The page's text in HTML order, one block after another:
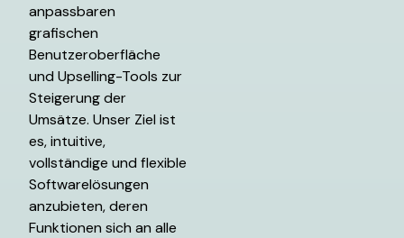
anpassbaren
grafischen
Benutzeroberfläche
und Upselling-Tools zur
Steigerung der
Umsätze. Unser Ziel ist
es, intuitive,
vollständige und flexible
Softwarelösungen
anzubieten, deren
Funktionen sich an alle